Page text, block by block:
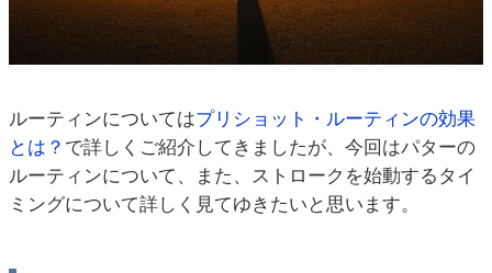
ルーティンについてはプリショット・ルーティンの効果
とは？ で詳しくご紹介してきましたが、今回はパターの
ルーティンについて、また、ストロークを始動するタイ
ミングについて詳しく見てゆきたいと思います。